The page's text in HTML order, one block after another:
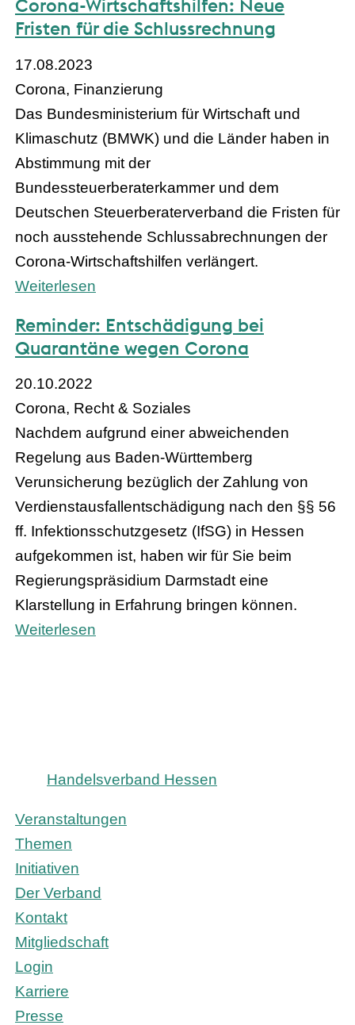
Corona-Wirtschaftshilfen: Neue
Fristen für die Schlussrechnung
17.08.2023
Corona, Finanzierung
Das Bundesministerium für Wirtschaft und
Klimaschutz (BMWK) und die Länder haben in
Abstimmung mit der
Bundessteuerberaterkammer und dem
Deutschen Steuerberaterverband die Fristen für
noch ausstehende Schlussabrechnungen der
Corona-Wirtschaftshilfen verlängert.
Weiterlesen
Reminder: Entschädigung bei
Quarantäne wegen Corona
20.10.2022
Corona, Recht & Soziales
Nachdem aufgrund einer abweichenden
Regelung aus Baden-Württemberg
Verunsicherung bezüglich der Zahlung von
Verdienstausfallentschädigung nach den §§ 56
ff. Infektionsschutzgesetz (IfSG) in Hessen
aufgekommen ist, haben wir für Sie beim
Regierungspräsidium Darmstadt eine
Klarstellung in Erfahrung bringen können.
Weiterlesen
Handelsverband Hessen
Veranstaltungen
Themen
Initiativen
Der Verband
Kontakt
Mitgliedschaft
Login
Karriere
Presse